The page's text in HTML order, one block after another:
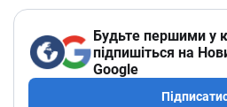
Будьте першими у
підпишіться на
Google